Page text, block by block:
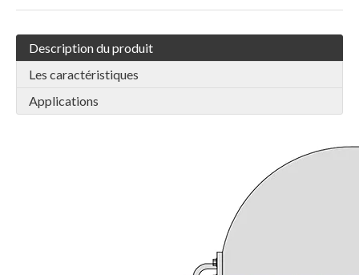
Description du produit
Les caractéristiques
Applications